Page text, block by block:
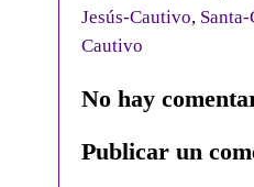
Jesús-Cautivo,
Cautivo
No hay
Publicar un